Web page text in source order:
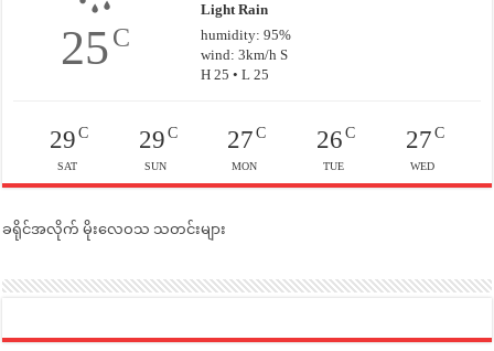
25C
Light Rain
humidity: 95%
wind: 3km/h S
H 25 • L 25
29C
SAT
29C
SUN
27 C
MON
26C
TUE
27C
WED
ခရိုင်အလိုက် မိုးလေဝသ သတင်းများ